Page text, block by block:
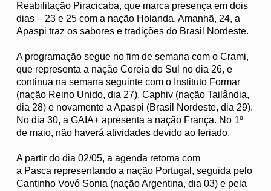
Reabilitação Piracicaba, que marca presença em dois
dias – 23 e 25 com a nação Holanda. Amanhã, 24, a
Apaspi traz os sabores e tradições do Brasil Nordeste.
A programação segue no fim de semana com o Crami,
que representa a nação Coreia do Sul no dia 26, e
continua na semana seguinte com o Instituto Formar
(nação Reino Unido, dia 27), Caphiv (nação Tailândia,
dia 28) e novamente a Apaspi (Brasil Nordeste, dia 29).
No dia 30, a GAIA+ apresenta a nação França. No 1º
de maio, não haverá atividades devido ao feriado.
A partir do dia 02/05, a agenda retoma com
a Pasca representando a nação Portugal, seguida pelo
Cantinho Vovó Sonia (nação Argentina, dia 03) e pela